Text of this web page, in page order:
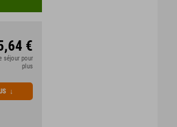
€
séjour pour
plus
↓